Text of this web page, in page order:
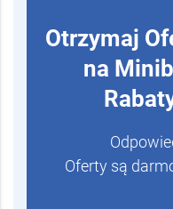
Otrzymaj
na
Oferty są